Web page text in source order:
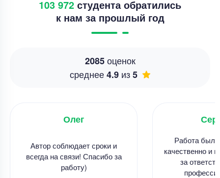
103 972 студента обратились
к нам за прошлый год
2085оценок
среднее4.9 из5
Олег
Автор соблюдает сроки и
всегда на связи! Спасибо за
работу)
Работа
качественно и
за